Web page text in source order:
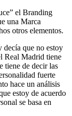
el Branding
una Marca
otros elementos.
decía que no estoy
Real Madrid tiene
tiene de decir las
fuerte
hace un análisis
estoy de acuerdo
se basa en